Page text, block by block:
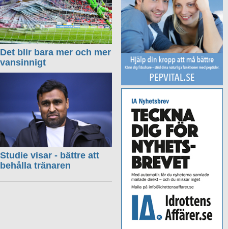
Det blir bara mer och mer
vansinnigt
Studie visar - bättre att
behålla tränaren